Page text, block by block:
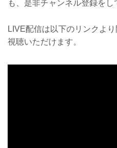
も、是非チャンネル登録をし
LIVE配信は以下のリンクよ
視聴いただけます。